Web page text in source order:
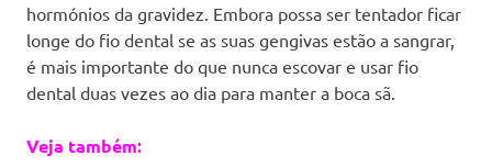
hormónios da gravidez. Embora possa ser tentador ficar
longe do fio dental se as suas gengivas estão a sangrar,
é mais importante do que nunca escovar e usar fio
dental duas vezes ao dia para manter a boca sã.
Veja também: